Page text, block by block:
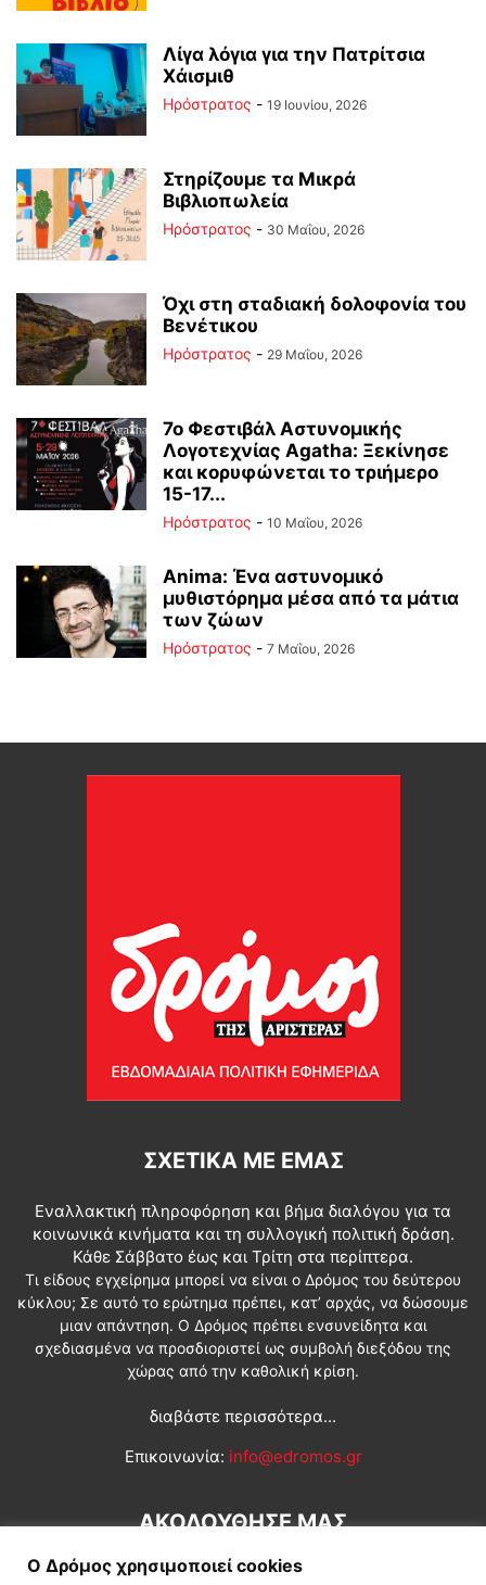
Λίγα λόγια για την Πατρίτσια
Χάισμιθ
Ηρόστρατος - 19 Ιουνίου, 2026
Στηρίζουμε τα Μικρά
Βιβλιοπωλεία
Ηρόστρατος - 30 Μαΐου, 2026
Όχι στη σταδιακή δολοφονία του
Βενέτικου
Ηρόστρατος - 29 Μαΐου, 2026
7ο Φεστιβάλ Αστυνομικής
Λογοτεχνίας Agatha: Ξεκίνησε
και κορυφώνεται το τριήμερο
15-17...
Ηρόστρατος - 10 Μαΐου, 2026
Anima: Ένα αστυνομικό
μυθιστόρημα μέσα από τα μάτια
των ζώων
Ηρόστρατος - 7 Μαΐου, 2026
ΣΧΕΤΙΚΆ ΜΕ ΕΜΆΣ
Εναλλακτική πληροφόρηση και βήμα διαλόγου για τα
κοινωνικά κινήματα και τη συλλογική πολιτική δράση.
Κάθε Σάββατο έως και Τρίτη στα περίπτερα.
Τι είδους εγχείρημα μπορεί να είναι ο Δρόμος του δεύτερου
κύκλου; Σε αυτό το ερώτημα πρέπει, κατ’ αρχάς, να δώσουμε
μιαν απάντηση. Ο Δρόμος πρέπει ενσυνείδητα και
σχεδιασμένα να προσδιοριστεί ως συμβολή διεξόδου της
χώρας από την καθολική κρίση.
διαβάστε περισσότερα...
Επικοινωνία: info@edromos.gr
ΑΚΟΛΟΥΘΗΣΕ ΜΑΣ
Ο Δρόμος χρησιμοποιεί cookies